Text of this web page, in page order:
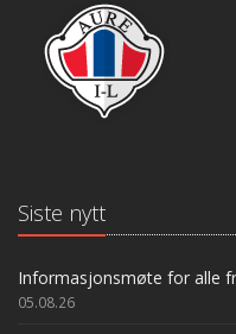
Siste nytt
Informasjonsmøte for alle
05.08.26